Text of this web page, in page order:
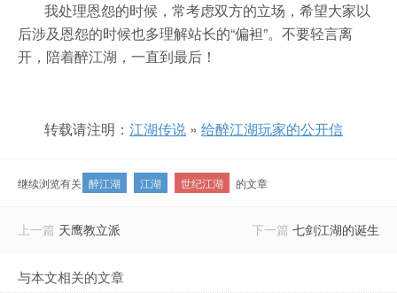
我处理恩怨的时候，常考虑双方的立场，希望大家以
后涉及恩怨的时候也多理解站长的“偏袒”。不要轻言离
开，陪着醉江湖，一直到最后！
转载请注明： 江湖传说 » 给醉江湖玩家的公开信
继续浏览有关 醉江湖 江湖 世纪江湖 的文章
上一篇 天鹰教立派 下一篇 七剑江湖的诞生
与本文相关的文章